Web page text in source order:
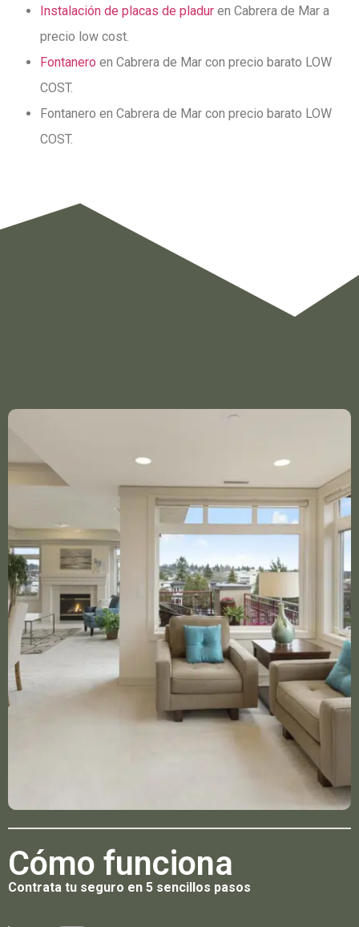
Instalación de placas de pladur en Cabrera de Mar a
precio low cost.
Fontanero en Cabrera de Mar con precio barato LOW
COST.
Fontanero en Cabrera de Mar con precio barato LOW
COST.
Cómo funciona
Contrata tu seguro en 5 sencillos pasos